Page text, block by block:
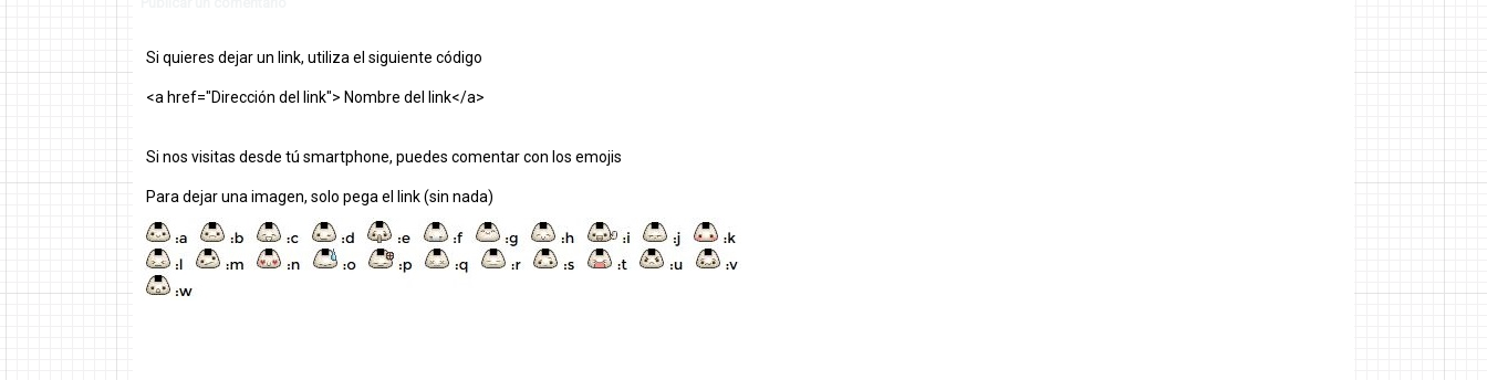
Si quieres dejar un link, utiliza el siguiente código
<a href="Dirección del link"> Nombre del link</a>
Si nos visitas desde tú smartphone, puedes comentar con los emojis
Para dejar una imagen, solo pega el link (sin nada)